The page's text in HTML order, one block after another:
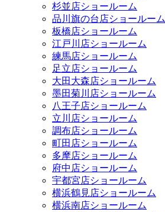
杉並店ショールーム
品川旗の台店ショールーム
板橋店ショールーム
江戸川店ショールーム
練馬店ショールーム
足立店ショールーム
大田大森店ショールーム
墨田菊川店ショールーム
八王子店ショールーム
立川店ショールーム
調布店ショールーム
町田店ショールーム
多摩店ショールーム
府中店ショールーム
宇都宮店ショールーム
横浜鶴見店ショールーム
横浜南店ショールーム